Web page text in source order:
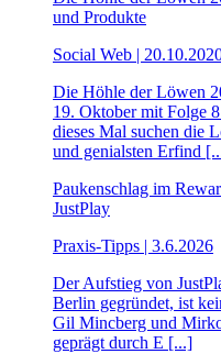
und Produkte
Social Web |
Die Höhle der Löwen
19. Oktober mit Folge
dieses Mal suchen die
und genialsten Erfind
Paukenschlag im
JustPlay
Praxis-Tipps | 3.6.2026
Der Aufstieg von
Berlin gegründet, ist
Gil Mincberg und
geprägt durch E [...]